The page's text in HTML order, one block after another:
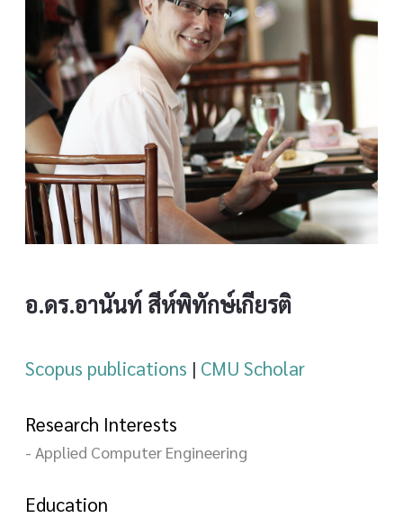
อ.ดร.อานันท์ สีห์พิทักษ์เกียรติ
Scopus publications | CMU Scholar
Research Interests
- Applied Computer Engineering
Education